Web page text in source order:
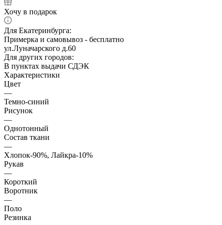
Хочу в подарок
Для Екатеринбурга:
Примерка и самовывоз - бесплатно
ул.Луначарского д.60
Для других городов:
В пунктах выдачи СДЭК
Характеристики
Цвет
—
Темно-синий
Рисунок
—
Однотонный
Состав ткани
—
Хлопок-90%, Лайкра-10%
Рукав
—
Короткий
Воротник
—
Поло
Резинка